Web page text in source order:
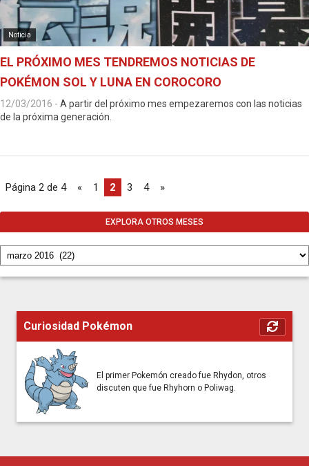
Noticia
EL PRÓXIMO MES TENDREMOS NOTICIAS DE
POKÉMON SOL Y LUNA EN COROCORO
12/03/2016 - A partir del próximo mes empezaremos con las noticias
de la próxima generación.
Página 2 de 4 « 1 2 3 4 »
EXPLORA OTROS MESES
Curiosidad Pokémon
El primer Pokemón creado fue Rhydon, otros
discuten que fue Rhyhorn o Poliwag.